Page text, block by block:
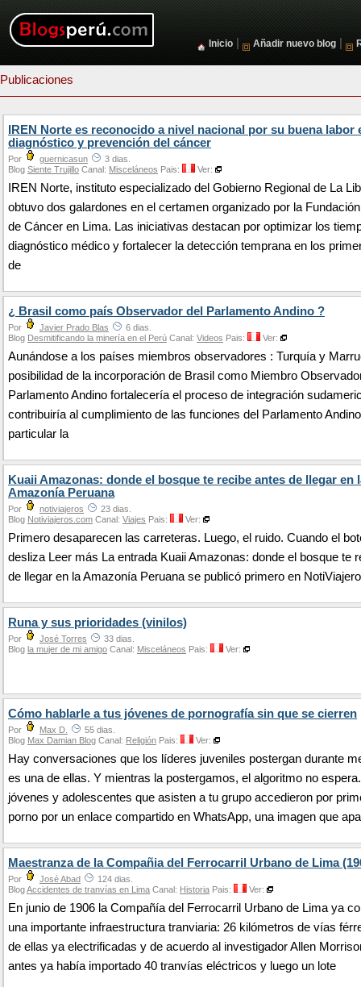
Inicio Añadir nuevo blog
Publicaciones
IREN Norte es reconocido a nivel nacional por su buena labor
diagnóstico y prevención del cáncer
Por guernicasun
3 dias.
Blog Siente Trujillo Canal: Misceláneos Pais: Ver:
IREN Norte, instituto especializado del Gobierno Regional de La
obtuvo dos galardones en el certamen organizado por la
de Cáncer en Lima. Las iniciativas destacan por optimizar los
diagnóstico médico y fortalecer la detección temprana en los
de
¿ Brasil como país Observador del Parlamento Andino ?
Por Javier Prado Blas
6 dias.
Blog Desmitificando la minería en el Perú Canal: Videos Pais: Ver:
Aunándose a los países miembros observadores : Turquía y
posibilidad de la incorporación de Brasil como Miembro
Parlamento Andino fortalecería el proceso de integración
contribuiría al cumplimiento de las funciones del Parlamento
particular la
Kuaii Amazonas: donde el bosque te recibe antes de llegar en
Amazonía Peruana
Por notiviajeros
23 dias.
Blog Notiviajeros.com Canal: Viajes Pais: Ver:
Primero desaparecen las carreteras. Luego, el ruido. Cuando el
desliza Leer más La entrada Kuaii Amazonas: donde el bosque te
de llegar en la Amazonía Peruana se publicó primero en
Runa y sus prioridades (vinilos)
Por José Torres
33 dias.
Blog la mujer de mi amigo Canal: Misceláneos Pais: Ver:
Cómo hablarle a tus jóvenes de pornografía sin que se cierren
Por Max D.
55 dias.
Blog Max Damian Blog Canal: Religión Pais: Ver:
Hay conversaciones que los líderes juveniles postergan durante
es una de ellas. Y mientras la postergamos, el algoritmo no
jóvenes y adolescentes que asisten a tu grupo accedieron por
porno por un enlace compartido en WhatsApp, una imagen que
Maestranza de la Compañia del Ferrocarril Urbano de Lima
Por José Abad
124 dias.
BlogAccidentes de tranvías en Lima Canal: Historia Pais: Ver:
En junio de 1906 la Compañía del Ferrocarril Urbano de Lima ya
una importante infraestructura tranviaria: 26 kilómetros de vías
de ellas ya electrificadas y de acuerdo al investigador Allen
antes ya había importado 40 tranvías eléctricos y luego un lote